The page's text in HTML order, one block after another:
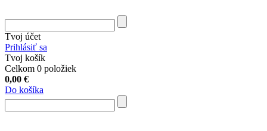
Tvoj účet
Prihlásiť sa
Tvoj košík
Celkom 0 položiek
0,00 €
Do košíka